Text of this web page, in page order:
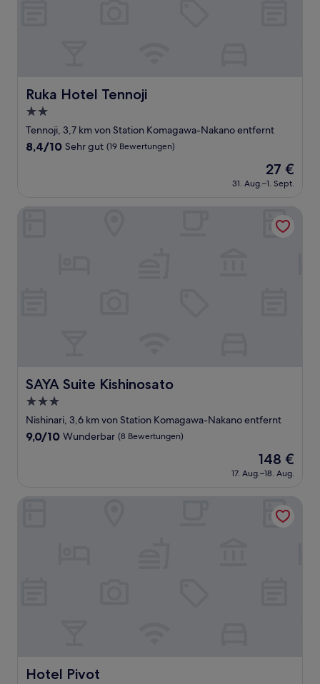
Ruka Hotel Tennoji
Ruka Hotel Tennoji
2.0-
Sterne-
Unterkunft
Tennoji, 3,7 km von Station Komagawa-Nakano entfernt
8.4
(19
8,4/10 Sehr gut (19 Bewertungen)
Der
Preis
beträgt
27 €
31. Aug.–1. Sept.
SAYA Suite Kishinosato
SAYA Suite Kishinosato
3.0-
Sterne-
Unterkunft
Nishinari, 3,6 km von Station Komagawa-Nakano entfernt
9.0
Bewertungen)
9,0/10 Wunderbar (8 Bewertungen)
Der
Preis
beträgt
148 €
17. Aug.–18. Aug.
Hotel Pivot
Hotel Pivot